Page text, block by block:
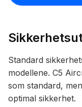
Standard
modellene. C5
som standard,
optimal sikkerhet.